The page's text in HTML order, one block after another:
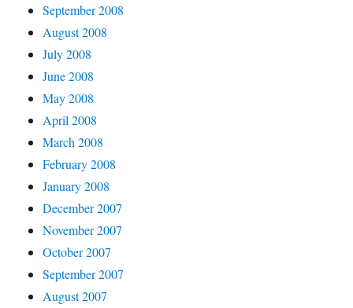
September 2008
August 2008
July 2008
June 2008
May 2008
April 2008
March 2008
February 2008
January 2008
December 2007
November 2007
October 2007
September 2007
August 2007